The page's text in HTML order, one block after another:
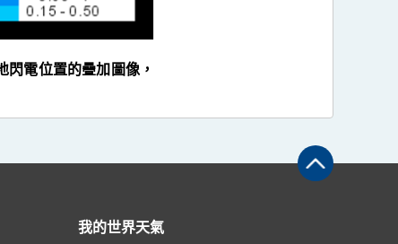
電位置的疊加圖像，
我的世界天氣